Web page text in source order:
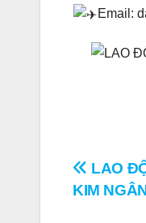
Email:
Điều
LAO
KIM